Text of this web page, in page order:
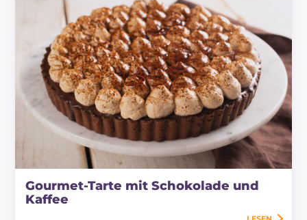
Gourmet-Tarte mit Schokolade und
Kaffee